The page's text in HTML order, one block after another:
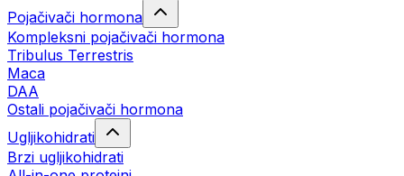
Pojačivači hormona
Kompleksni pojačivači hormona
Tribulus Terrestris
Maca
DAA
Ostali pojačivači hormona
Ugljikohidrati
Brzi ugljikohidrati